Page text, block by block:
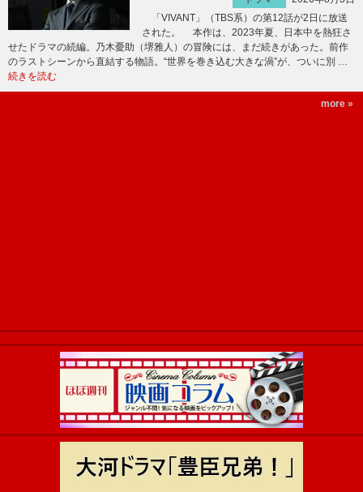
「VIVANT」（TBS系）の第12話が2日に放送
された。 本作は、2023年夏、日本中を熱狂さ
せたドラマの続編。乃木憂助（堺雅人）の冒険には、まだ続きがあった。前作
のラストシーンから直結する物語。“世界を巻き込む大きな渦”が、ついに別 …
続きを読む
more »